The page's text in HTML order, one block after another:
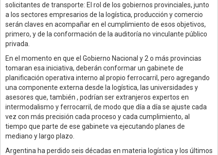
solicitantes de transporte: El rol de los gobiernos provinciales, junto
a los sectores empresarios de la logística, producción y comercio
serán claves en acompañar en el cumplimiento de esos objetivos,
primero, y de la conformación de la auditoría no vinculante público
privada.
En el momento en que el Gobierno Nacional y 2 o más provincias
tomaran esa iniciativa, deberán conformar un gabinete de
planificación operativa interno al propio ferrocarril, pero agregando
una componente externa desde la logística, las universidades y
asesores que, también , podrían ser extranjeros expertos en
intermodalismo y ferrocarril, de modo que día a día se ajuste cada
vez con más precisión cada proceso y cada cumplimiento, al
tiempo que parte de ese gabinete va ejecutando planes de
mediano y largo plazo.
Argentina ha perdido seis décadas en materia logística y los últimos